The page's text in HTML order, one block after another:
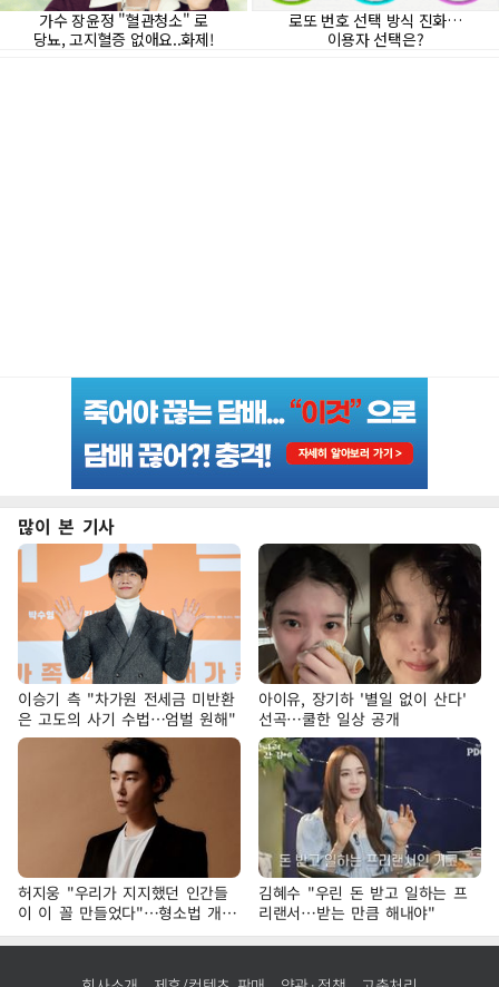
많이 본 기사
이승기 측 "차가원 전세금 미반환
은 고도의 사기 수법…엄벌 원해"
아이유, 장기하 '별일 없이 산다'
선곡…쿨한 일상 공개
허지웅 "우리가 지지했던 인간들
이 이 꼴 만들었다"…형소법 개정
에 격한 반응
김혜수 "우린 돈 받고 일하는 프
리랜서…받는 만큼 해내야"